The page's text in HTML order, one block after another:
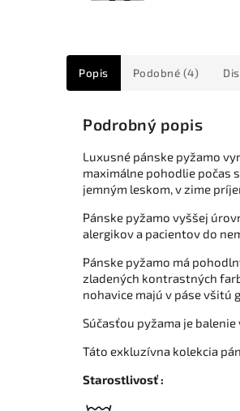
Popis Podobné (4)
Podrobný popis
Luxusné pánske pyžamo
maximálne pohodlie počas
jemným leskom, v zime
Pánske pyžamo vyššej
alergikov a pacientov do
Pánske pyžamo má
zladených kontrastných
nohavice majú v páse všitú
Súčasťou pyžama je balenie
Táto exkluzívna kolekcia
Starostlivosť :